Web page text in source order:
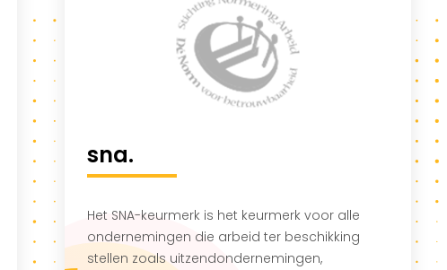
sna.
Het SNA-keurmerk is het keurmerk voor alle
ondernemingen die arbeid ter beschikking
stellen zoals uitzendondernemingen,